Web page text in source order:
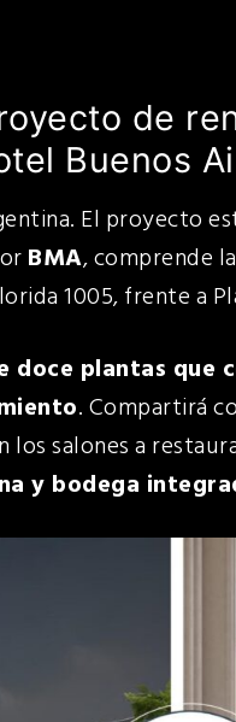
de
Buenos
El proyecto
BMA, comprende la
1005, frente a
doce plantas que
. Compartirá
salones a
y bodega